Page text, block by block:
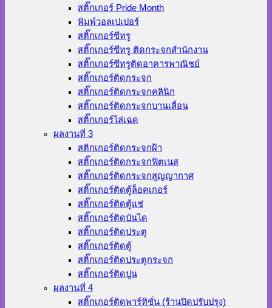
สติ๊กเกอร์ Pride Month
พิมพ์วอลเปเปอร์
สติ๊กเกอร์ซีทรู
สติ๊กเกอร์ซีทรู ติดกระจกสำนักงาน
สติ๊กเกอร์ซีทรูติดอาคารพาณิชย์
สติ๊กเกอร์ติดกระจก
สติ๊กเกอร์ติดกระจกคลินิก
สติ๊กเกอร์ติดกระจกบานเลื่อน
สติ๊กเกอร์ไล่เฉด
ผลงานที่ 3
สติกเกอร์ติดกระจกฝ้า
สติ๊กเกอร์ติดกระจกฟิตเนส
สติ๊กเกอร์ติดกระจกสูญญากาศ
สติ๊กเกอร์ติดตู้ล็อคเกอร์
สติ๊กเกอร์ติดตู้แช่
สติ๊กเกอร์ติดบันได
สติ๊กเกอร์ติดประตู
สติ๊กเกอร์ติดตู้
สติ๊กเกอร์ติดประตูกระจก
สติ๊กเกอร์ติดปูน
ผลงานที่ 4
สติ๊กเกอร์ติดพาร์ทิชั่น (ร้านปิดปรับปรุง)